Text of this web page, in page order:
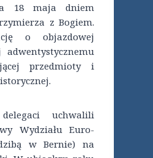
18 maja dniem
z Bogiem.
o objazdowej
adwentystycznemu
przedmioty i
uchwalili
Wydziału Euro-
w Bernie) na